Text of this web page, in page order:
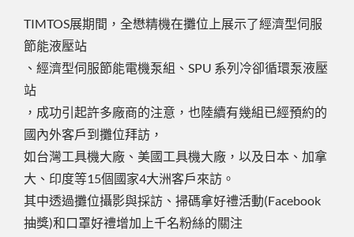
TIMTOS展期間，全懋精機在攤位上展示了經濟型伺服
節能液壓站
、經濟型伺服節能電機泵組、SPU 系列冷卻循環泵液壓
站
，成功引起許多廠商的注意，也陸續有幾組已經預約的
國內外客戶到攤位拜訪，
如台灣工具機大廠、美國工具機大廠，以及日本、加拿
大、印度等15個國家4大洲客戶來訪。
其中透過攤位攝影與採訪、掃碼拿好禮活動(Facebook
抽獎)和口罩好禮增加上千名粉絲的關注